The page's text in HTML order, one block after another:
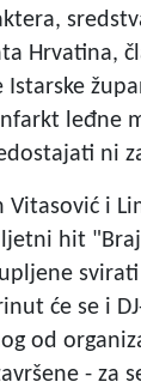
Hrvatina,
Istarske
leđne
ni
i
hit
će se i
od
- za